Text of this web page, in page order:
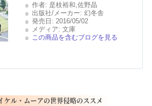
作者: 是枝裕和,佐野晶
出版社/メーカー: 幻冬舎
発売日: 2016/05/02
メディア: 文庫
この商品を含むブログを見る
ケル・ムーアの世界侵略のススメ